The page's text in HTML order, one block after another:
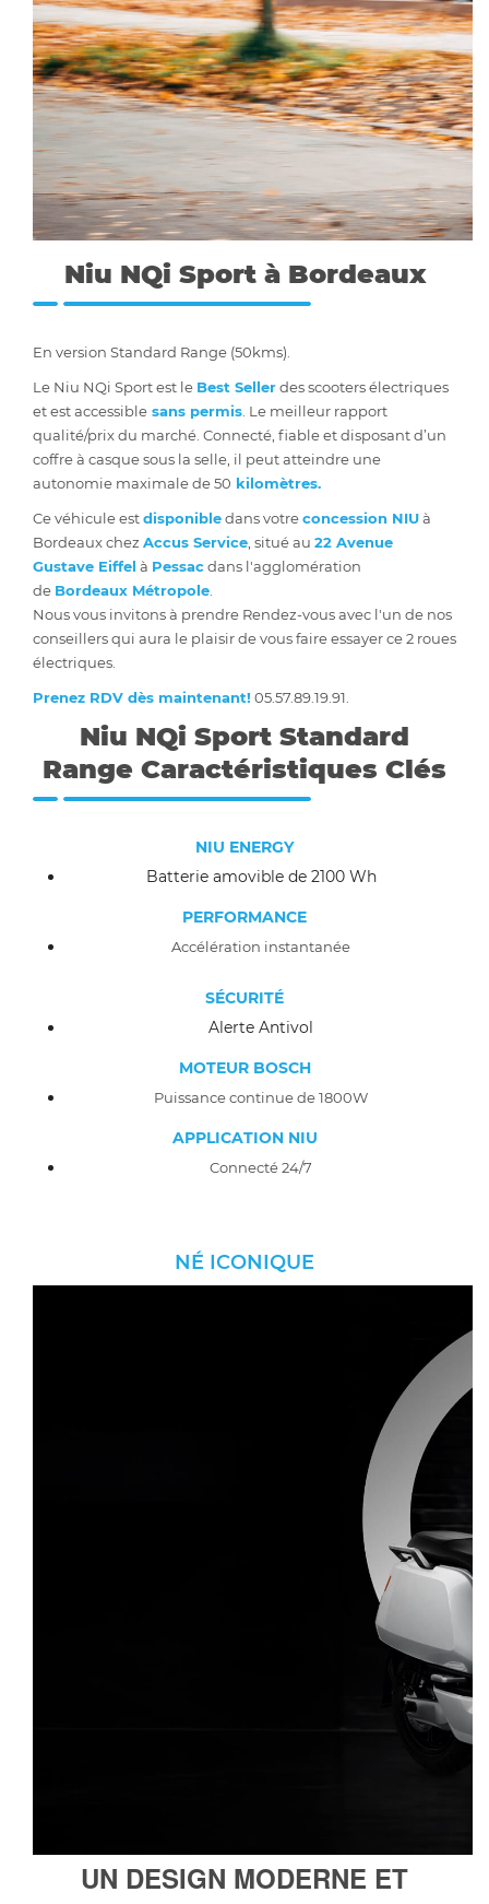
Niu NQi Sport à Bordeaux
En version Standard Range (50kms).
Le Niu NQi Sport est le Best Sellerdes scooters électriques
et est accessible sans permis . Le meilleur rapport
qualité/prix du marché. Connecté, fiable et disposant d’un
coffre à casque sous la selle, il peut atteindre une
autonomie maximale de 50 kilomètres.
Ce véhicule estdisponibledans votreconcession NIUà
Bordeaux chez Accus Service , situé au 22 Avenue
Gustave Eiffel à Pessacdans l'agglomération
de Bordeaux Métropole
Nous vous invitons à prendre Rendez-vous avec l'un de nos
conseillers qui aura le plaisir de vous faire essayer ce 2 roues
électriques.
Prenez RDV dès maintenant! 05.57.89.19.91.
Niu NQi Sport Standard
Range Caractéristiques Clés
NIU ENERGY
Batterie amovible de 2100 Wh
PERFORMANCE
Accélération instantanée
SÉCURITÉ
Alerte Antivol
MOTEUR BOSCH
Puissance continue de 1800W
APPLICATION NIU
Connecté 24/7
NÉ ICONIQUE
UN DESIGN MODERNE ET